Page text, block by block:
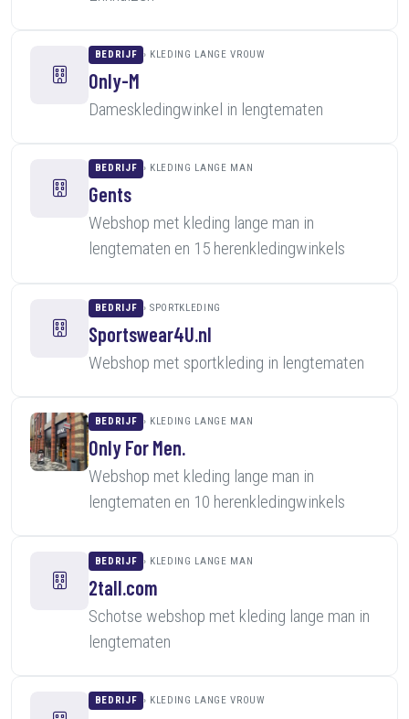
BEDRIJF KLEDING LANGE VROUW
Only-M
Dameskledingwinkel in lengtematen
BEDRIJF KLEDING LANGE MAN
Gents
Webshop met kleding lange man in
lengtematen en 15 herenkledingwinkels
BEDRIJF SPORTKLEDING
Sportswear4U.nl
Webshop met sportkleding in lengtematen
BEDRIJF KLEDING LANGE MAN
Only For Men.
Webshop met kleding lange man in
lengtematen en 10 herenkledingwinkels
BEDRIJF KLEDING LANGE MAN
2tall.com
Schotse webshop met kleding lange man in
lengtematen
BEDRIJF KLEDING LANGE VROUW